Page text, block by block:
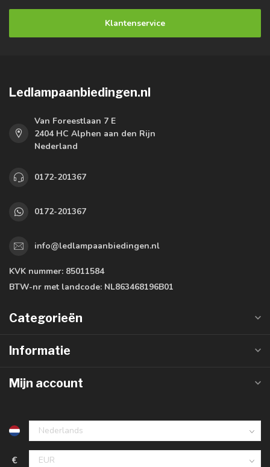
Klantenservice
Ledlampaanbiedingen.nl
Van Foreestlaan 7 E
2404 HC Alphen aan den Rijn
Nederland
0172-201367
0172-201367
info@ledlampaanbiedingen.nl
KVK nummer: 85011584
BTW-nr met landcode: NL863468196B01
Categorieën
Informatie
Mijn account
€